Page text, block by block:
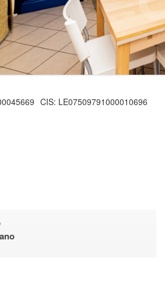
CIS: LE07509791000010696